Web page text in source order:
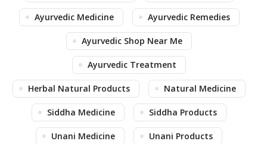
Ayurvedic Medicine Ayurvedic Remedies
Ayurvedic Shop Near Me
Ayurvedic Treatment
Herbal Natural Products Natural Medicine
Siddha Medicine Siddha Products
Unani Medicine Unani Products